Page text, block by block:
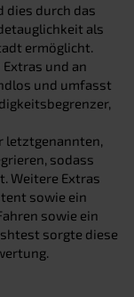
dies durch das
als
ermöglicht.
und an
und umfasst
letztgenannten,
sodass
Weitere Extras
sowie ein
sowie ein
sorgte diese